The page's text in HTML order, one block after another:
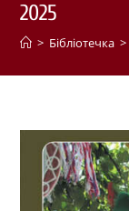
2025
> Бібліотечка >